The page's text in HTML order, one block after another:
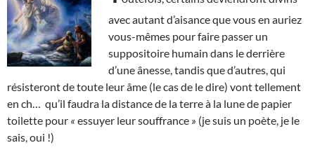
avec autant d’aisance que vous en auriez
vous-mêmes pour faire passer un
suppositoire humain dans le derrière
d’une ânesse, tandis que d’autres, qui
résisteront de toute leur âme (le cas de le dire) vont tellement
en ch… qu’il faudra la distance de la terre à la lune de papier
toilette pour « essuyer leur souffrance » (je suis un poète, je le
sais, oui !)